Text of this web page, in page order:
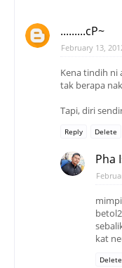
.........cP~
February 13,
Kena tindih ni
tak berapa
Tapi, diri
Reply Delete
Pha
kat
Delete